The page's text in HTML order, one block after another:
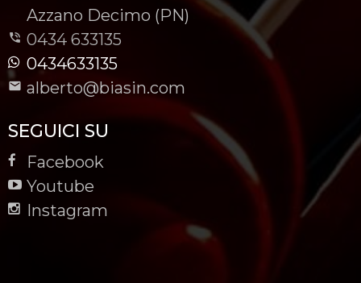
-
Azzano Decimo (PN)
0434 633135
0434633135
alberto@biasin.com
SEGUICI SU
Facebook
Youtube
Instagram